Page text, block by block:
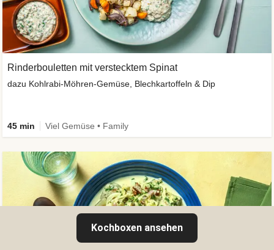
Rinderbouletten mit verstecktem Spinat
dazu Kohlrabi-Möhren-Gemüse, Blechkartoffeln & Dip
45 min Viel Gemüse • Family
Kochboxen ansehen